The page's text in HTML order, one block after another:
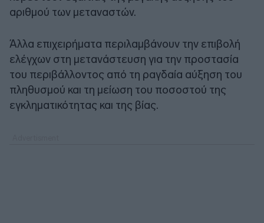
αριθμού των μεταναστών.
Άλλα επιχειρήματα περιλαμβάνουν την επιβολή
ελέγχων στη μετανάστευση για την προστασία
του περιβάλλοντος από τη ραγδαία αύξηση του
πληθυσμού και τη μείωση του ποσοστού της
εγκληματικότητας και της βίας.